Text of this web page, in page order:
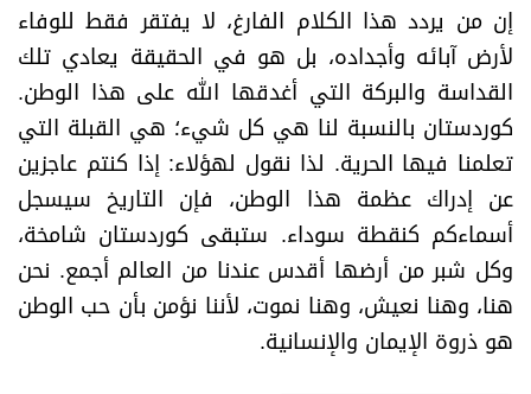
​إن من يردد هذا الكلام الفارغ، لا يفتقر فقط للوفاء
لأرض آبائه وأجداده، بل هو في الحقيقة يعادي تلك
القداسة والبركة التي أغدقها الله على هذا الوطن.
كوردستان بالنسبة لنا هي كل شيء؛ هي القبلة التي
تعلمنا فيها الحرية. لذا نقول لهؤلاء: إذا كنتم عاجزين
عن إدراك عظمة هذا الوطن، فإن التاريخ سيسجل
أسماءكم كنقطة سوداء. ستبقى كوردستان شامخة،
وكل شبر من أرضها أقدس عندنا من العالم أجمع. نحن
هنا، وهنا نعيش، وهنا نموت، لأننا نؤمن بأن حب الوطن
هو ذروة الإيمان والإنسانية.